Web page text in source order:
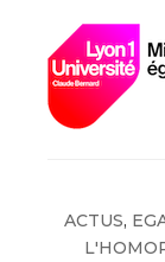
content
ACTUS,